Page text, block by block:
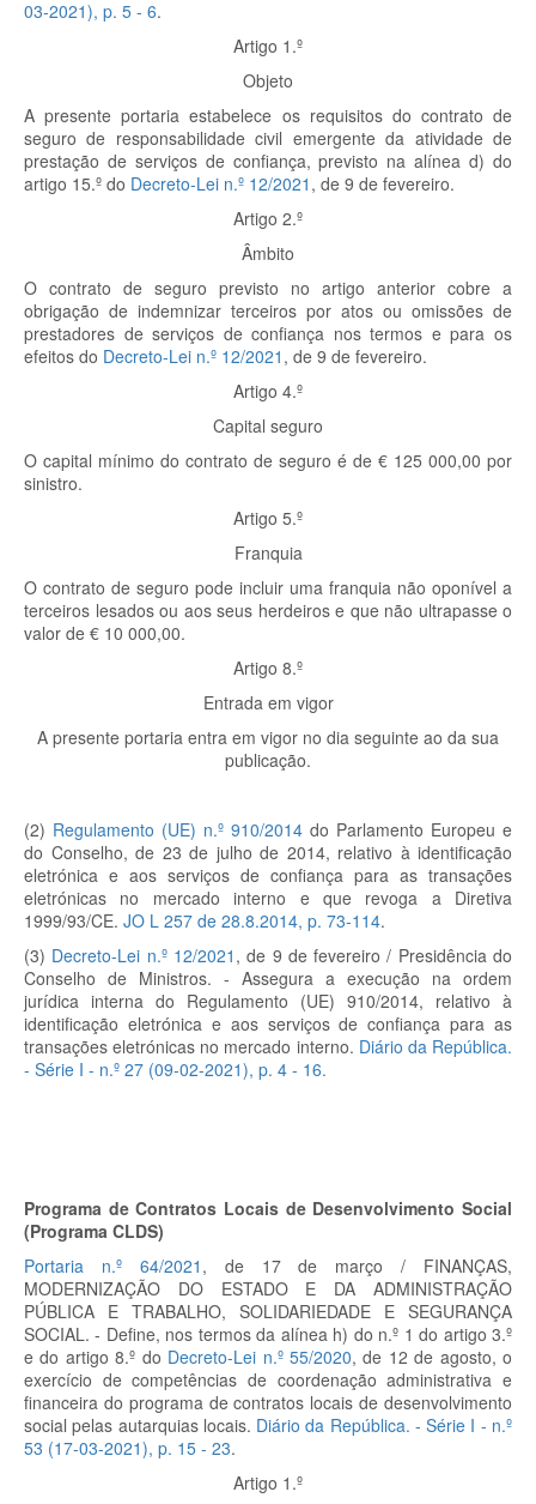
03-2021), p. 5 - 6.
Artigo 1.º
Objeto
A presente portaria estabelece os requisitos do contrato de
seguro de responsabilidade civil emergente da atividade de
prestação de serviços de confiança, previsto na alínea d) do
artigo 15.º do Decreto-Lei n.º 12/2021 , de 9 de fevereiro.
Artigo 2.º
Âmbito
O contrato de seguro previsto no artigo anterior cobre a
obrigação de indemnizar terceiros por atos ou omissões de
prestadores de serviços de confiança nos termos e para os
efeitos do Decreto-Lei n.º 12/2021 , de 9 de fevereiro.
Artigo 4.º
Capital seguro
O capital mínimo do contrato de seguro é de € 125 000,00 por
sinistro.
Artigo 5.º
Franquia
O contrato de seguro pode incluir uma franquia não oponível a
terceiros lesados ou aos seus herdeiros e que não ultrapasse o
valor de € 10 000,00.
Artigo 8.º
Entrada em vigor
A presente portaria entra em vigor no dia seguinte ao da sua
publicação.
(2) Regulamento (UE) n.º 910/2014 do Parlamento Europeu e
do Conselho, de 23 de julho de 2014, relativo à identificação
eletrónica e aos serviços de confiança para as transações
eletrónicas no mercado interno e que revoga a Diretiva
1999/93/CE. JO L 257 de 28.8.2014, p. 73-114.
(3) Decreto-Lei n.º 12/2021 , de 9 de fevereiro / Presidência do
Conselho de Ministros. - Assegura a execução na ordem
jurídica interna do Regulamento (UE) 910/2014, relativo à
identificação eletrónica e aos serviços de confiança para as
transações eletrónicas no mercado interno. Diário da República.
- Série I - n.º 27 (09-02-2021), p. 4 - 16.
Programa de Contratos Locais de Desenvolvimento Social
(Programa CLDS)
Portaria n.º 64/2021 , de 17 de março / FINANÇAS,
MODERNIZAÇÃO DO ESTADO E DA ADMINISTRAÇÃO
PÚBLICA E TRABALHO, SOLIDARIEDADE E SEGURANÇA
SOCIAL. - Define, nos termos da alínea h) do n.º 1 do artigo 3.º
e do artigo 8.º do Decreto-Lei n.º 55/2020, de 12 de agosto, o
exercício de competências de coordenação administrativa e
financeira do programa de contratos locais de desenvolvimento
social pelas autarquias locais. Diário da República. - Série I - n.º
53 (17-03-2021), p. 15 - 23.
Artigo 1.º